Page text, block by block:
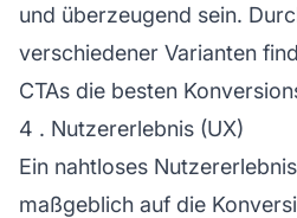
und überzeugend sein.
verschiedener Varianten
CTAs die besten
4 . Nutzererlebnis (UX)
Ein nahtloses Nutzererlebnis
maßgeblich auf die